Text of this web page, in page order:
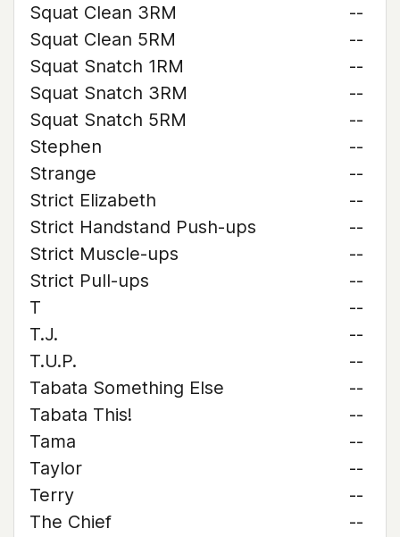
Squat Clean 3RM
--
Squat Clean 5RM
--
Squat Snatch 1RM
--
Squat Snatch 3RM
--
Squat Snatch 5RM
--
Stephen
--
Strange
--
Strict Elizabeth
--
Strict Handstand Push-ups
--
Strict Muscle-ups
--
Strict Pull-ups
--
T
--
T.J.
--
T.U.P.
--
Tabata Something Else
--
Tabata This!
--
Tama
--
Taylor
--
Terry
--
The Chief
--